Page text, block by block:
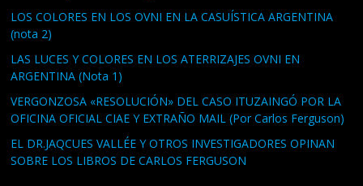
LOS COLORES EN LOS OVNI EN LA CASUÍSTICA ARGENTINA
(nota 2)
LAS LUCES Y COLORES EN LOS ATERRIZAJES OVNI EN
ARGENTINA (Nota 1)
VERGONZOSA «RESOLUCIÓN» DEL CASO ITUZAINGÓ POR LA
OFICINA OFICIAL CIAE Y EXTRAÑO MAIL (Por Carlos Ferguson)
EL DR.JAQCUES VALLÉE Y OTROS INVESTIGADORES OPINAN
SOBRE LOS LIBROS DE CARLOS FERGUSON